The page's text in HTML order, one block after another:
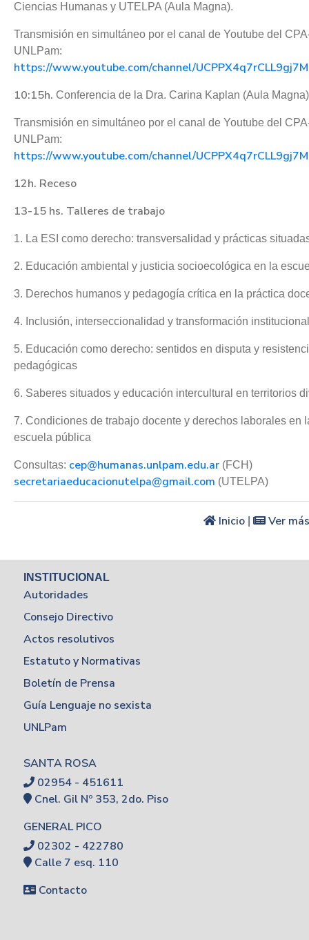
Ciencias Humanas y UTELPA (Aula Magna).
Transmisión en simultáneo por el canal de Youtube del
UNLPam:
https://www.youtube.com/channel/
10:15h. Conferencia de la Dra. Carina Kaplan (Aula
Transmisión en simultáneo por el canal de Youtube del
UNLPam:
https://www.youtube.com/channel/
12h. Receso
13-15 hs. Talleres de trabajo
1. La ESI como derecho: transversalidad y prácticas
2. Educación ambiental y justicia socioecológica en la
3. Derechos humanos y pedagogía crítica en la práctica
4. Inclusión, interseccionalidad y transformación institucional
5. Educación como derecho: sentidos en disputa y
pedagógicas
6. Saberes situados y educación intercultural en territorios
7. Condiciones de trabajo docente y derechos laborales en
escuela pública
Consultas: cep@humanas.unlpam.edu.ar (FCH)
secretariaeducacionutelpa@gmail.com (UTELPA)
Inicio Ver
INSTITUCIONAL
Autoridades
Consejo Directivo
Actos resolutivos
Estatuto y Normativas
Boletín de Prensa
Guía Lenguaje no sexista
UNLPam
SANTA ROSA
02954 - 451611
Cnel. Gil Nº 353, 2do. Piso
GENERAL PICO
02302 - 422780
Calle 7 esq. 110
Contacto